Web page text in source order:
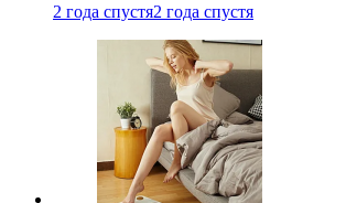
2 года спустя2 года спустя